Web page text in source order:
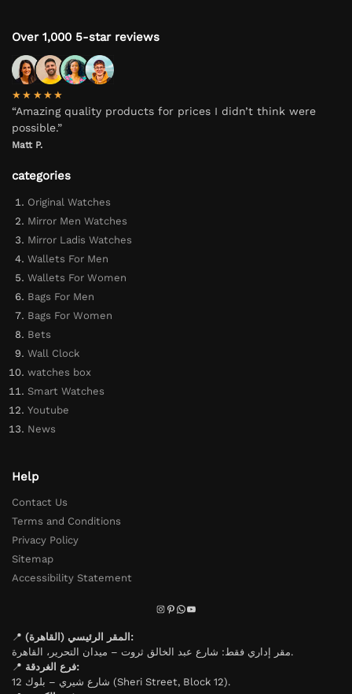
Over 1,000 5-star reviews
★★★★★
“Amazing quality products for prices I didn’t think were
possible.”
Matt P.
categories
Original Watches
Mirror Men Watches
Mirror Ladis Watches
Wallets For Men
Wallets For Women
Bags For Men
Bags For Women
Bets
Wall Clock
watches box
Smart Watches
Youtube
News
Help
Contact Us
Terms and Conditions
Privacy Policy
Sitemap
Accessibility Statement
📍
المقر الرئيسي (القاهرة):
مقر إداري فقط: شارع عبد الخالق ثروت – ميدان التحرير، القاهرة.
📍
فرع الغردقة:
شارع شيري – بلوك 12 (Sheri Street, Block 12).